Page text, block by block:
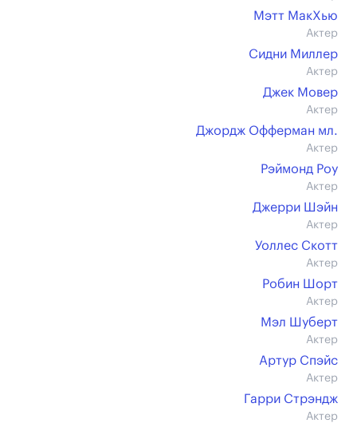
Мэтт МакХью
Актер
Сидни Миллер
Актер
Джек Мовер
Актер
Джордж Офферман мл.
Актер
Рэймонд Роу
Актер
Джерри Шэйн
Актер
Уоллес Скотт
Актер
Робин Шорт
Актер
Мэл Шуберт
Актер
Артур Спэйс
Актер
Гарри Стрэндж
Актер